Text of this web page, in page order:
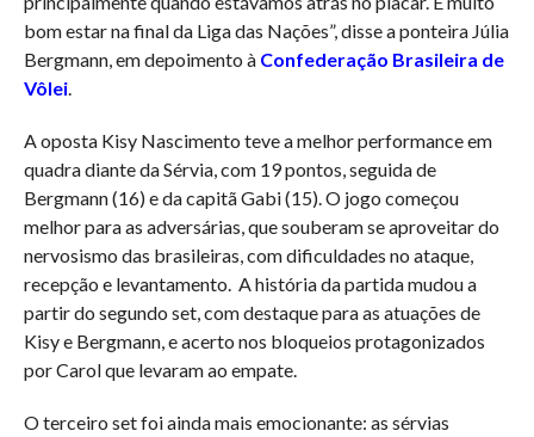
bom estar na final da Liga das Nações”, disse a ponteira Júlia
Bergmann, em depoimento à Confederação Brasileira de
Vôlei.
A oposta Kisy Nascimento teve a melhor performance em
quadra diante da Sérvia, com 19 pontos, seguida de
Bergmann (16) e da capitã Gabi (15). O jogo começou
melhor para as adversárias, que souberam se aproveitar do
nervosismo das brasileiras, com dificuldades no ataque,
recepção e levantamento. A história da partida mudou a
partir do segundo set, com destaque para as atuações de
Kisy e Bergmann, e acerto nos bloqueios protagonizados
por Carol que levaram ao empate.
O terceiro set foi ainda mais emocionante: as sérvias